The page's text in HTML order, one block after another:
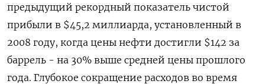
предыдущий рекордный показатель чистой
прибыли в $45,2 миллиарда, установленный в
2008 году, когда цены нефти достигли $142 за
баррель - на 30% выше средней цены прошлого
года. Глубокое сокращение расходов во время